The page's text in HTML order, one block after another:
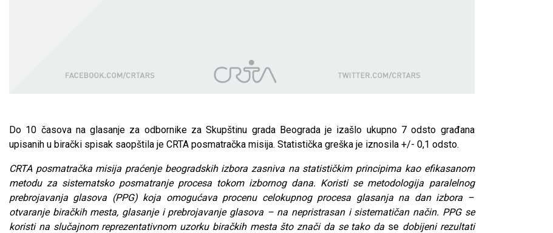
Do 10 časova na glasanje za odbornike za Skupštinu grada Beograda je izašlo ukupno 7 odsto građana
upisanih u birački spisak saopštila je CRTA posmatračka misija. Statistička greška je iznosila +/- 0,1 odsto.
CRTA posmatračka misija praćenje beogradskih izbora zasniva na statističkim principima kao efikasanom
metodu za sistematsko posmatranje procesa tokom izbornog dana. Koristi se metodologija paralelnog
prebrojavanja glasova (PPG) koja omogućava procenu celokupnog procesa glasanja na dan izbora –
otvaranje biračkih mesta, glasanje i prebrojavanje glasova – na nepristrasan i sistematičan način. PPG se
koristi na slučajnom reprezentativnom uzorku biračkih mesta što znači da se tako da se dobijeni rezultati